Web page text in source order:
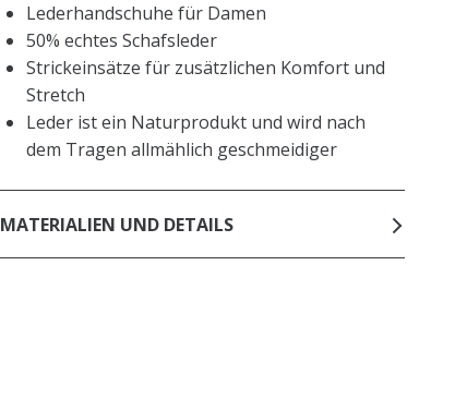
Lederhandschuhe für Damen
50% echtes Schafsleder
Strickeinsätze für zusätzlichen Komfort und
Stretch
Leder ist ein Naturprodukt und wird nach
dem Tragen allmählich geschmeidiger
MATERIALIEN UND DETAILS